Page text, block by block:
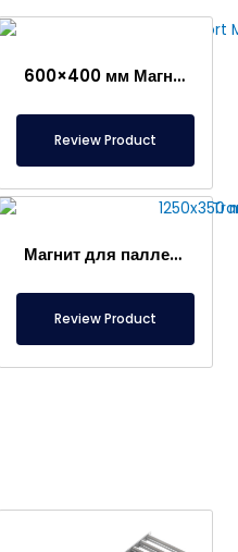
600×400 мм Магнит для паллетирования коробок
Review Product
Магнит для паллетирования 1250×350 мм – Специальная конструкция для транспортировки радиаторов
Review Product